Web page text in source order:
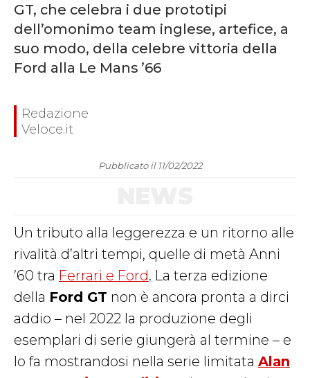
GT, che celebra i due prototipi
dell’omonimo team inglese, artefice, a
suo modo, della celebre vittoria della
Ford alla Le Mans ’66
Redazione
Veloce.it
Pubblicato il 11/02/2022
Un tributo alla leggerezza e un ritorno alle
rivalità d’altri tempi, quelle di metà Anni
’60 tra Ferrari e Ford. La terza edizione
della Ford GT non è ancora pronta a dirci
addio – nel 2022 la produzione degli
esemplari di serie giungerà al termine – e
lo fa mostrandosi nella serie limitata Alan